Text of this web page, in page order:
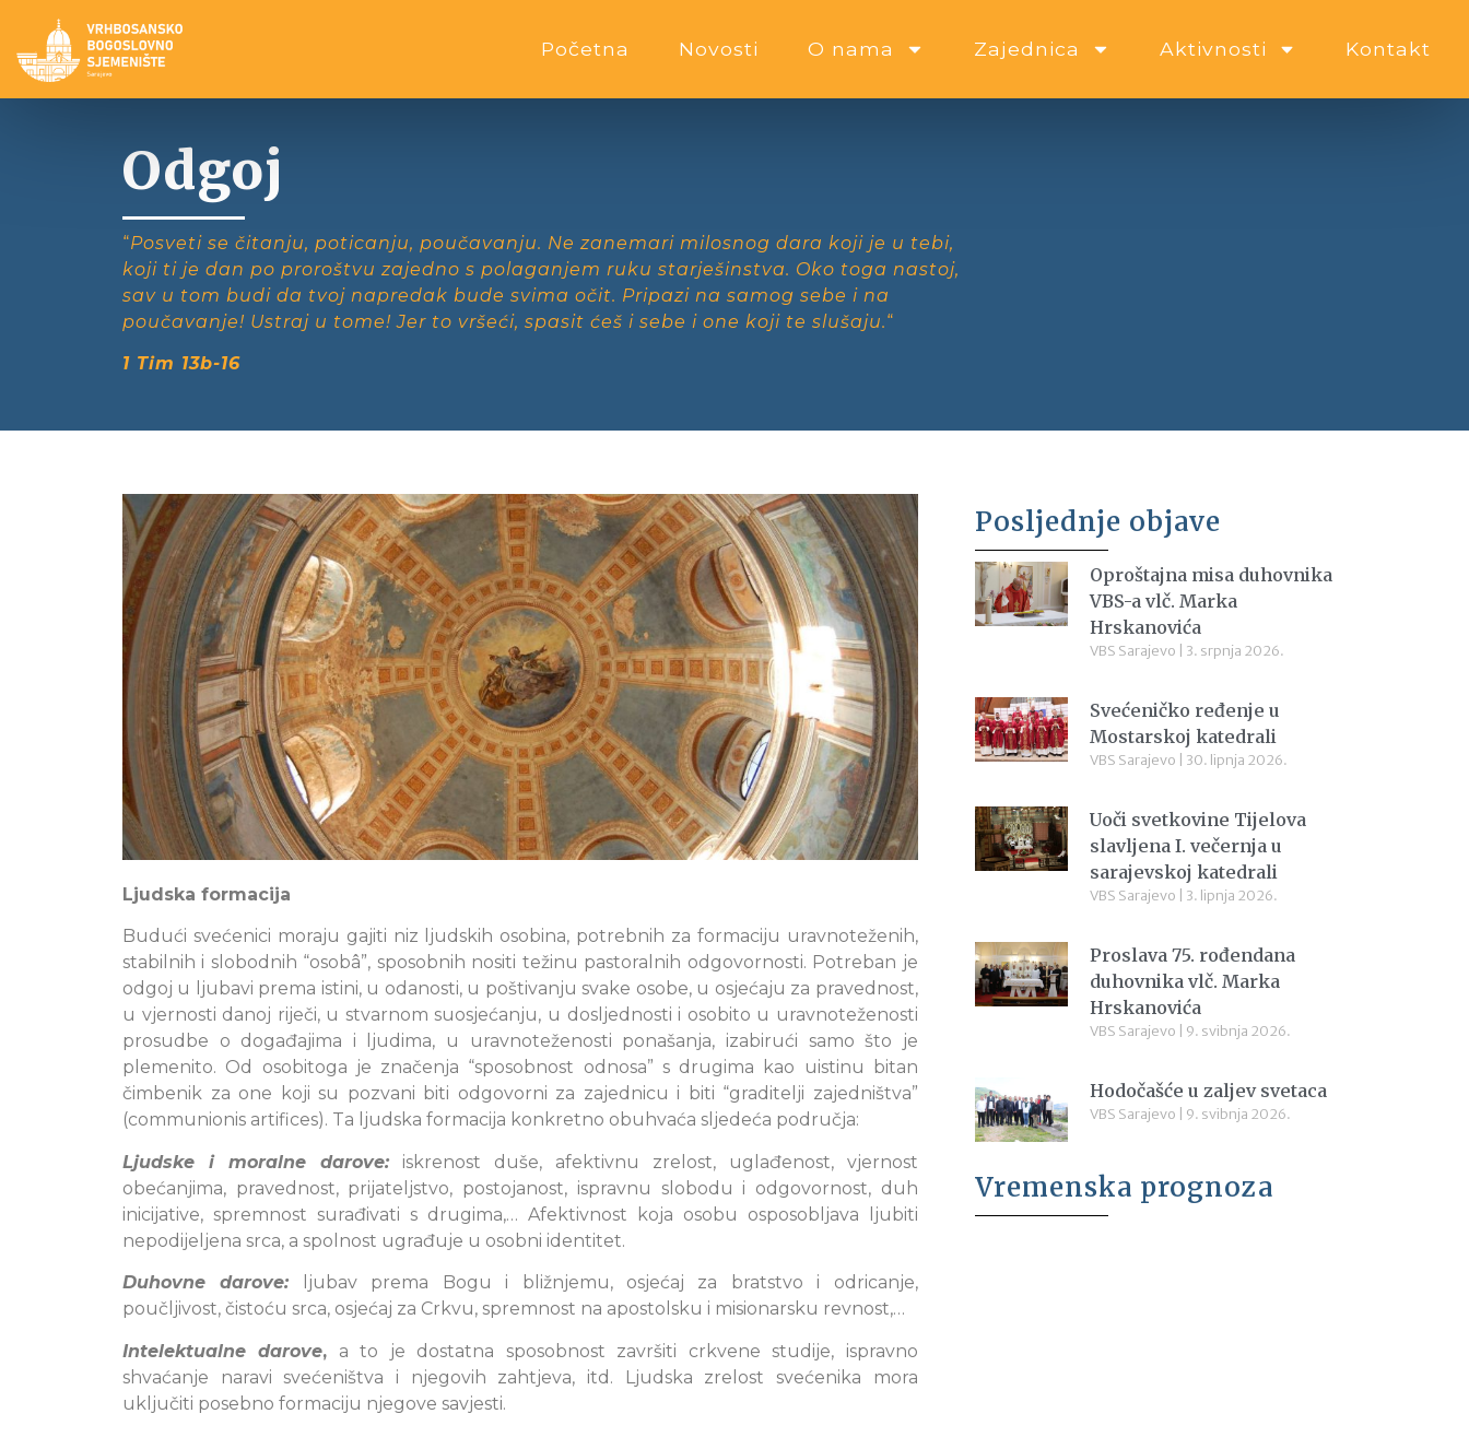
Početna Novosti O nama Zajednica Aktivnosti Kontakt
Odgoj
“Posveti se čitanju, poticanju, poučavanju. Ne zanemari milosnog dara koji je u tebi,
koji ti je dan po proroštvu zajedno s polaganjem ruku starješinstva. Oko toga nastoj,
sav u tom budi da tvoj napredak bude svima očit. Pripazi na samog sebe i na
poučavanje! Ustraj u tome! Jer to vršeći, spasit ćeš i sebe i one koji te slušaju.“
1 Tim 13b-16
Ljudska formacija
Budući svećenici moraju gajiti niz ljudskih osobina, potrebnih za formaciju uravnoteženih,
stabilnih i slobodnih “osobâ”, sposobnih nositi težinu pastoralnih odgovornosti. Potreban je
odgoj u ljubavi prema istini, u odanosti, u poštivanju svake osobe, u osjećaju za pravednost,
u vjernosti danoj riječi, u stvarnom suosjećanju, u dosljednosti i osobito u uravnoteženosti
prosudbe o događajima i ljudima, u uravnoteženosti ponašanja, izabirući samo što je
plemenito. Od osobitoga je značenja “sposobnost odnosa” s drugima kao uistinu bitan
čimbenik za one koji su pozvani biti odgovorni za zajednicu i biti “graditelji zajedništva”
(communionis artifices). Ta ljudska formacija konkretno obuhvaća sljedeća područja:
Ljudske i moralne darove:iskrenost duše, afektivnu zrelost, uglađenost, vjernost
obećanjima, pravednost, prijateljstvo, postojanost, ispravnu slobodu i odgovornost, duh
inicijative, spremnost surađivati s drugima,… Afektivnost koja osobu osposobljava ljubiti
nepodijeljena srca, a spolnost ugrađuje u osobni identitet.
Duhovne darove: ljubav prema Bogu i bližnjemu, osjećaj za bratstvo i odricanje,
poučljivost, čistoću srca, osjećaj za Crkvu, spremnost na apostolsku i misionarsku revnost,…
Intelektualne darove, a to je dostatna sposobnost završiti crkvene studije, ispravno
shvaćanje naravi svećeništva i njegovih zahtjeva, itd. Ljudska zrelost svećenika mora
uključiti posebno formaciju njegove savjesti.
Posljednje objave
Oproštajna misa duhovnika
VBS-a vlč. Marka
Hrskanovića
VBS Sarajevo 3. srpnja 2026.
Svećeničko ređenje u
Mostarskoj katedrali
VBS Sarajevo 30. lipnja 2026.
Uoči svetkovine Tijelova
slavljena I. večernja u
sarajevskoj katedrali
VBS Sarajevo 3. lipnja 2026.
Proslava 75. rođendana
duhovnika vlč. Marka
Hrskanovića
VBS Sarajevo 9. svibnja 2026.
Hodočašće u zaljev svetaca
VBS Sarajevo 9. svibnja 2026.
Vremenska prognoza